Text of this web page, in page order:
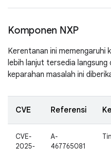
Komponen NXP
Kerentanan ini memengaruhi
lebih lanjut tersedia langsung
keparahan masalah ini
CVE Referensi
CVE-
2025-
A-
467765081